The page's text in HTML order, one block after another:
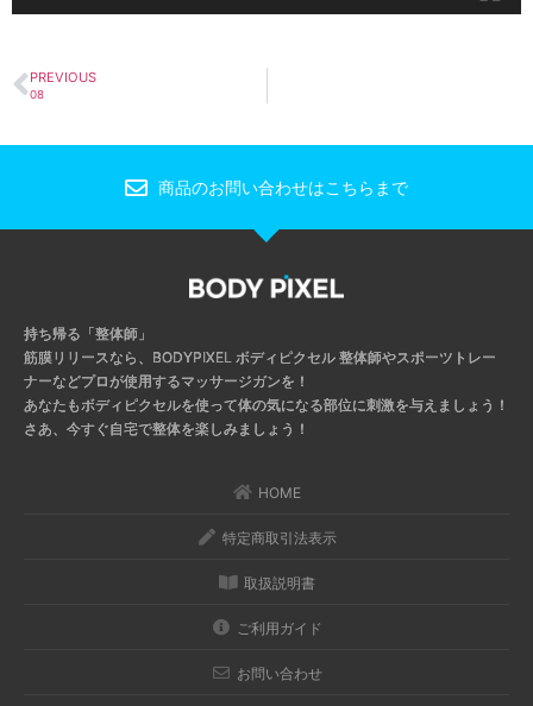
PREVIOUS
08
商品のお問い合わせはこちらまで
持ち帰る「整体師」
筋膜リリースなら、BODYPIXEL ボディピクセル 整体師やスポーツトレー
ナーなどプロが使用するマッサージガンを！
あなたもボディピクセルを使って体の気になる部位に刺激を与えましょう！
さあ、今すぐ自宅で整体を楽しみましょう！
HOME
特定商取引法表示
取扱説明書
ご利用ガイド
お問い合わせ